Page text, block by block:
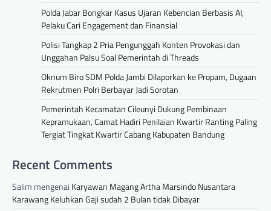
Polda Jabar Bongkar Kasus Ujaran Kebencian Berbasis AI,
Pelaku Cari Engagement dan Finansial
Polisi Tangkap 2 Pria Pengunggah Konten Provokasi dan
Unggahan Palsu Soal Pemerintah di Threads
Oknum Biro SDM Polda Jambi Dilaporkan ke Propam, Dugaan
Rekrutmen Polri Berbayar Jadi Sorotan
Pemerintah Kecamatan Cileunyi Dukung Pembinaan
Kepramukaan, Camat Hadiri Penilaian Kwartir Ranting Paling
Tergiat Tingkat Kwartir Cabang Kabupaten Bandung
Recent Comments
Salim mengenai Karyawan Magang Artha Marsindo Nusantara
Karawang Keluhkan Gaji sudah 2 Bulan tidak Dibayar